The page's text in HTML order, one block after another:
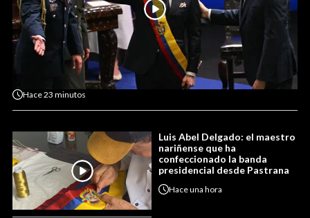
Hace23 minutos
Luis Abel Delgado: el maestro
nariñense que ha
confeccionado la banda
presidencial desde Pastrana
Haceuna hora